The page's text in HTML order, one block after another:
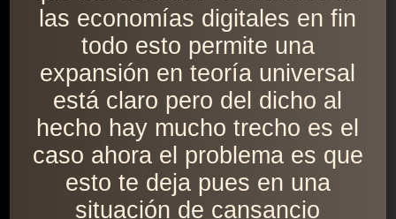
las economías digitales en fin
todo esto permite una
expansión en teoría universal
está claro pero del dicho al
hecho hay mucho trecho es el
caso ahora el problema es que
esto te deja pues en una
situación de cansancio